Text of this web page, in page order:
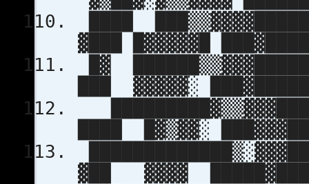
████
▓███ █▓▓▓▓▓█
█▓
███ ▓▓▓▓▓░
████ █▓▒▓▓░
▓██ ▓▓▓▓